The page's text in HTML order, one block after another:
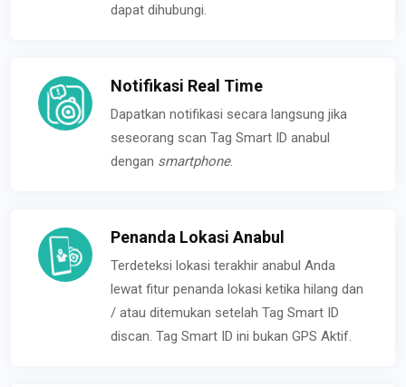
dapat dihubungi.
Notifikasi Real Time
Dapatkan notifikasi secara langsung jika
seseorang scan Tag Smart ID anabul
dengan smartphone.
Penanda Lokasi Anabul
Terdeteksi lokasi terakhir anabul Anda
lewat fitur penanda lokasi ketika hilang dan
/ atau ditemukan setelah Tag Smart ID
discan. Tag Smart ID ini bukan GPS Aktif.